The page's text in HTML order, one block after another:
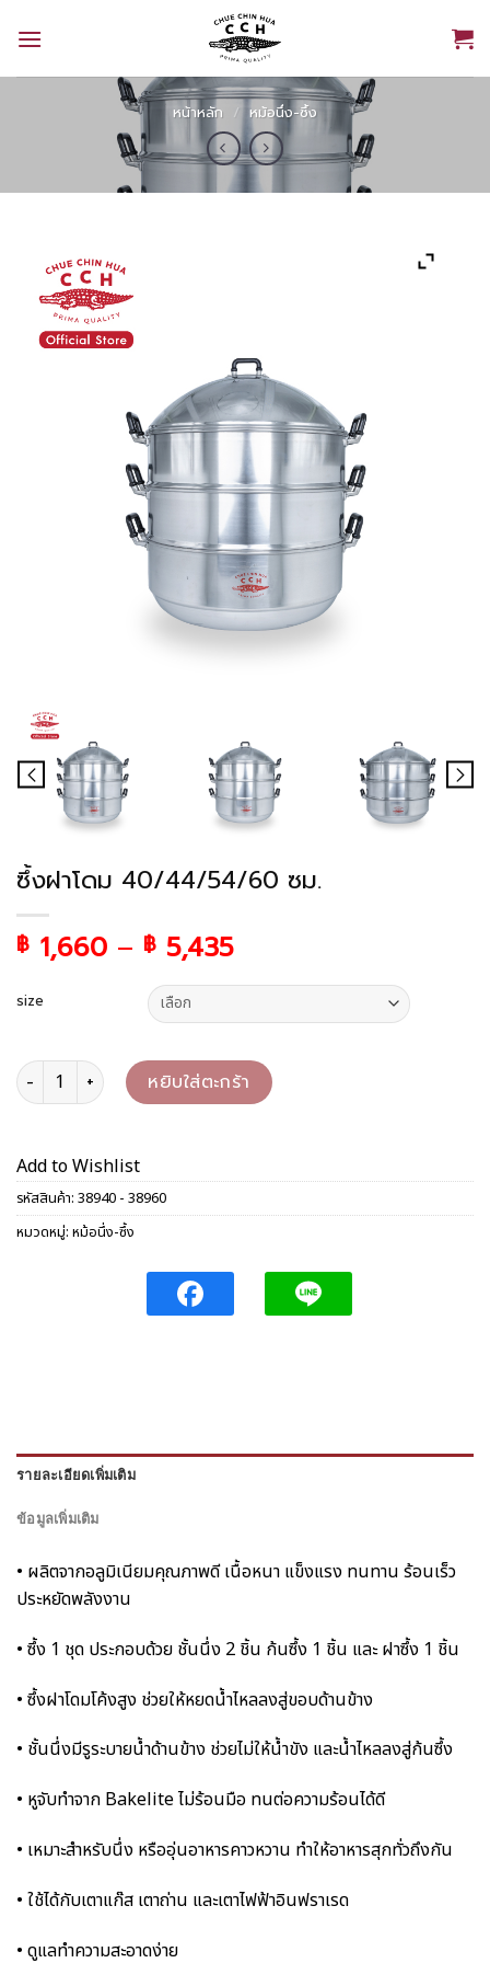
หน้าหลัก / หม้อนึ่ง-ซึ้ง
ซึ้งฝาโดม 40/44/54/60 ซม.
฿ 1,660 – ฿ 5,435
size
จำนวน ซึ้งฝาโดม 40/44/54/60 ซม. ชิ้น
หยิบใส่ตะกร้า
Add to Wishlist
รหัสสินค้า: 38940 - 38960
หมวดหมู่: หม้อนึ่ง-ซึ้ง
รายละเอียดเพิ่มเติม
ข้อมูลเพิ่มเติม
• ผลิตจากอลูมิเนียมคุณภาพดี เนื้อหนา แข็งแรง ทนทาน ร้อนเร็ว
ประหยัดพลังงาน
• ซึ้ง 1 ชุด ประกอบด้วย ชั้นนึ่ง 2 ชิ้น ก้นซึ้ง 1 ชิ้น และ ฝาซึ้ง 1 ชิ้น
• ซึ้งฝาโดมโค้งสูง ช่วยให้หยดน้ำไหลลงสู่ขอบด้านข้าง
• ชั้นนึ่งมีรูระบายน้ำด้านข้าง ช่วยไม่ให้น้ำขัง และน้ำไหลลงสู่ก้นซึ้ง
• หูจับทำจาก Bakelite ไม่ร้อนมือ ทนต่อความร้อนได้ดี
• เหมาะสำหรับนึ่ง หรืออุ่นอาหารคาวหวาน ทำให้อาหารสุกทั่วถึงกัน
• ใช้ได้กับเตาแก๊ส เตาถ่าน และเตาไฟฟ้าอินฟราเรด
• ดูแลทำความสะอาดง่าย